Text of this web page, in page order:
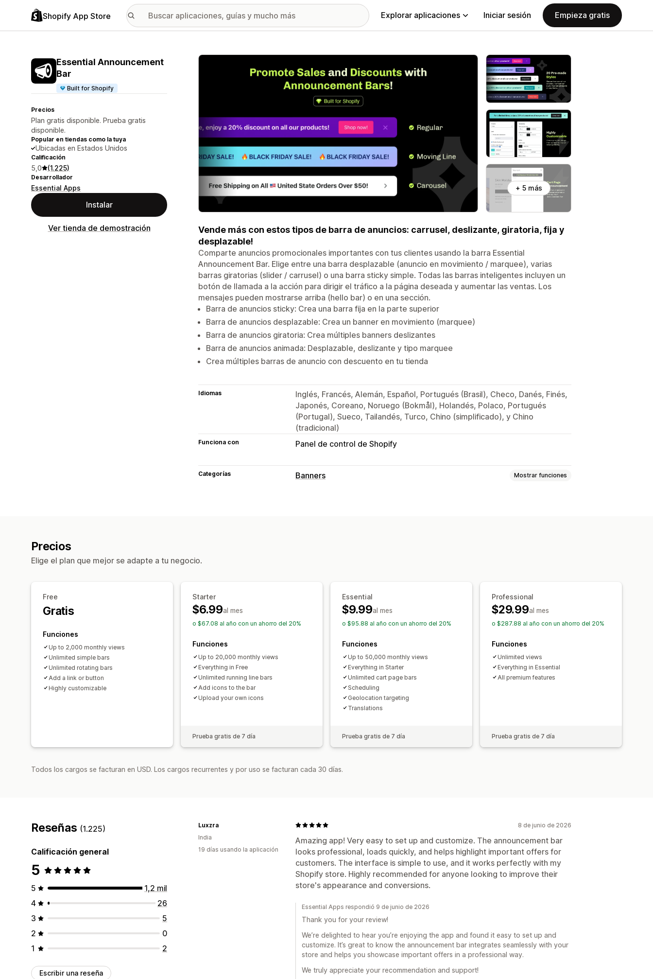
Shopify App Store Explorar aplicaciones Iniciar sesión Empieza gratis
Essential Announcement
Bar
Built for Shopify
Precios
Plan gratis disponible. Prueba gratis
disponible.
Popular en tiendas como la tuya
Ubicadas en Estados Unidos
Calificación
5,0 (1.225)
Desarrollador
Essential Apps
Instalar
Ver tienda de demostración
Galería de imágenes destacadas
+ 5 más
Vende más con estos tipos de barra de anuncios: carrusel, deslizante, giratoria, fija y
desplazable!
Comparte anuncios promocionales importantes con tus clientes usando la barra Essential
Announcement Bar. Elige entre una barra desplazable (anuncio en movimiento / marquee), varias
barras giratorias (slider / carrusel) o una barra sticky simple. Todas las barras inteligentes incluyen un
botón de llamada a la acción para dirigir el tráfico a la página deseada y aumentar las ventas. Los
mensajes pueden mostrarse arriba (hello bar) o en una sección.
Barra de anuncios sticky: Crea una barra fija en la parte superior
Barra de anuncios desplazable: Crea un banner en movimiento (marquee)
Barra de anuncios giratoria: Crea múltiples banners deslizantes
Barra de anuncios animada: Desplazable, deslizante y tipo marquee
Crea múltiples barras de anuncio con descuento en tu tienda
Idiomas
Inglés, Francés, Alemán, Español, Portugués (Brasil), Checo, Danés, Finés,
Japonés, Coreano, Noruego (Bokmål), Holandés, Polaco, Portugués
(Portugal), Sueco, Tailandés, Turco, Chino (simplificado), y Chino
(tradicional)
Funciona con Panel de control de Shopify
Categorías Banners Mostrar funciones
Color y fuente
Adaptación a dispositivos móviles
Segmentación geográfica
Segmentación por campaña
Segmentación por comportamiento
Informes y estadísticas
Seguimiento del rendimiento Informes y estadísticas en tiempo real
Segmentos de clientes
Precios
Elige el plan que mejor se adapte a tu negocio.
Free
Gratis
Funciones
Up to 2,000 monthly views
Unlimited simple bars
Unlimited rotating bars
Add a link or button
Highly customizable
Starter
$6.99al mes
o $67.08 al año con un ahorro del 20%
Funciones
Up to 20,000 monthly views
Everything in Free
Unlimited running line bars
Add icons to the bar
Upload your own icons
Prueba gratis de 7 día
Essential
$9.99al mes
o $95.88 al año con un ahorro del 20%
Funciones
Up to 50,000 monthly views
Everything in Starter
Unlimited cart page bars
Scheduling
Geolocation targeting
Translations
Prueba gratis de 7 día
Professional
$29.99al mes
o $287.88 al año con un ahorro del 20%
Funciones
Unlimited views
Everything in Essential
All premium features
Prueba gratis de 7 día
Todos los cargos se facturan en USD. Los cargos recurrentes y por uso se facturan cada 30 días.
Reseñas (1.225)
Calificación general
5
5
1,2 mil
4
26
3
5
2
0
1
2
Escribir una reseña
8 de junio de 2026
Amazing app! Very easy to set up and customize. The announcement bar
looks professional, loads quickly, and helps highlight important offers for
customers. The interface is simple to use, and it works perfectly with my
Shopify store. Highly recommended for anyone looking to improve their
store's appearance and conversions.
Luxzra
India
19 días usando la aplicación
Essential Apps respondió 9 de junio de 2026
Thank you for your review!
We’re delighted to hear you’re enjoying the app and found it easy to set up and
customize. It’s great to know the announcement bar integrates seamlessly with your
store and helps you showcase important offers in a professional way.
We truly appreciate your recommendation and support!